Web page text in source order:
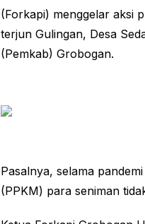
(Forkapi) menggelar aksi
terjun Gulingan, Desa
(Pemkab) Grobogan.
Pasalnya, selama
(PPKM) para seniman